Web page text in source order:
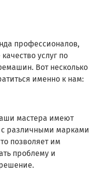
профессионалов,
услуг по
Вот несколько
именно к нам:
мастера имеют
различными марками
позволяет им
проблему и